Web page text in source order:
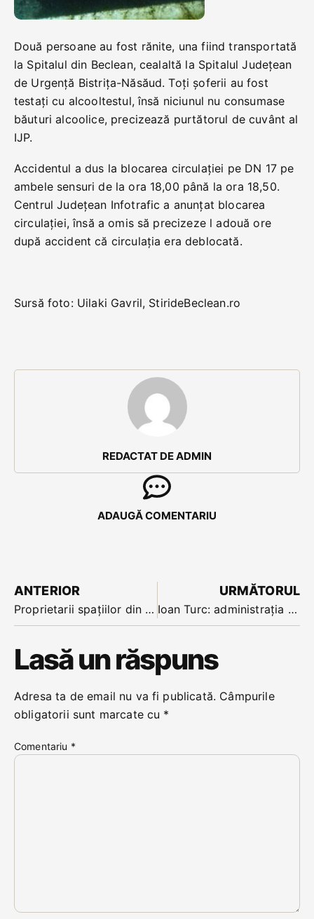
REDACTAT DE ADMIN
ADAUGĂ COMENTARIU
Două persoane au fost rănite, una fiind transportată
la Spitalul din Beclean, cealaltă la Spitalul Județean
de Urgență Bistrița-Năsăud. Toți șoferii au fost
testați cu alcooltestul, însă niciunul nu consumase
băuturi alcoolice, precizează purtătorul de cuvânt al
IJP.
Accidentul a dus la blocarea circulației pe DN 17 pe
ambele sensuri de la ora 18,00 până la ora 18,50.
Centrul Județean Infotrafic a anunțat blocarea
circulației, însă a omis să precizeze l adouă ore
după accident că circulația era deblocată.
Sursă foto: Uilaki Gavril, StirideBeclean.ro
ANTERIOR
Proprietarii spațiilor din centrul istoric s-au săturat ca municipalitatea să fie pentru unii ciumă, pentru alții mumă
URMĂTORUL
Ioan Turc: administrația Bistriței este obtuză, nu vede mai departe de geamurile Primăriei
Lasă un răspuns
Adresa ta de email nu va fi publicată. Câmpurile
obligatorii sunt marcate cu *
Comentariu *